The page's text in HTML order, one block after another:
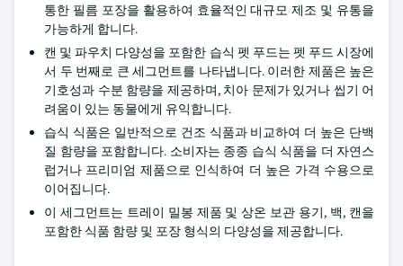
통한 필름 포장을 활용하여 효율적인 대규모 제조 및 유통을
가능하게 합니다.
캔 및 파우치 다양성을 포함한 습식 펫 푸드는 펫 푸드 시장에
서 두 번째로 큰 세그먼트를 나타냅니다. 이러한 제품은 높은
기호성과 수분 함량을 제공하며, 치아 문제가 있거나 씹기 어
려움이 있는 동물에게 유익합니다.
습식 식품은 일반적으로 건조 식품과 비교하여 더 높은 단백
질 함량을 포함합니다. 소비자는 종종 습식 식품을 더 자연스
럽거나 프리미엄 제품으로 인식하여 더 높은 가격 수용으로
이어집니다.
이 세그먼트는 트레이 밀봉 제품 및 상온 보관 용기, 백, 캔을
포함한 식품 함량 및 포장 형식의 다양성을 제공합니다.